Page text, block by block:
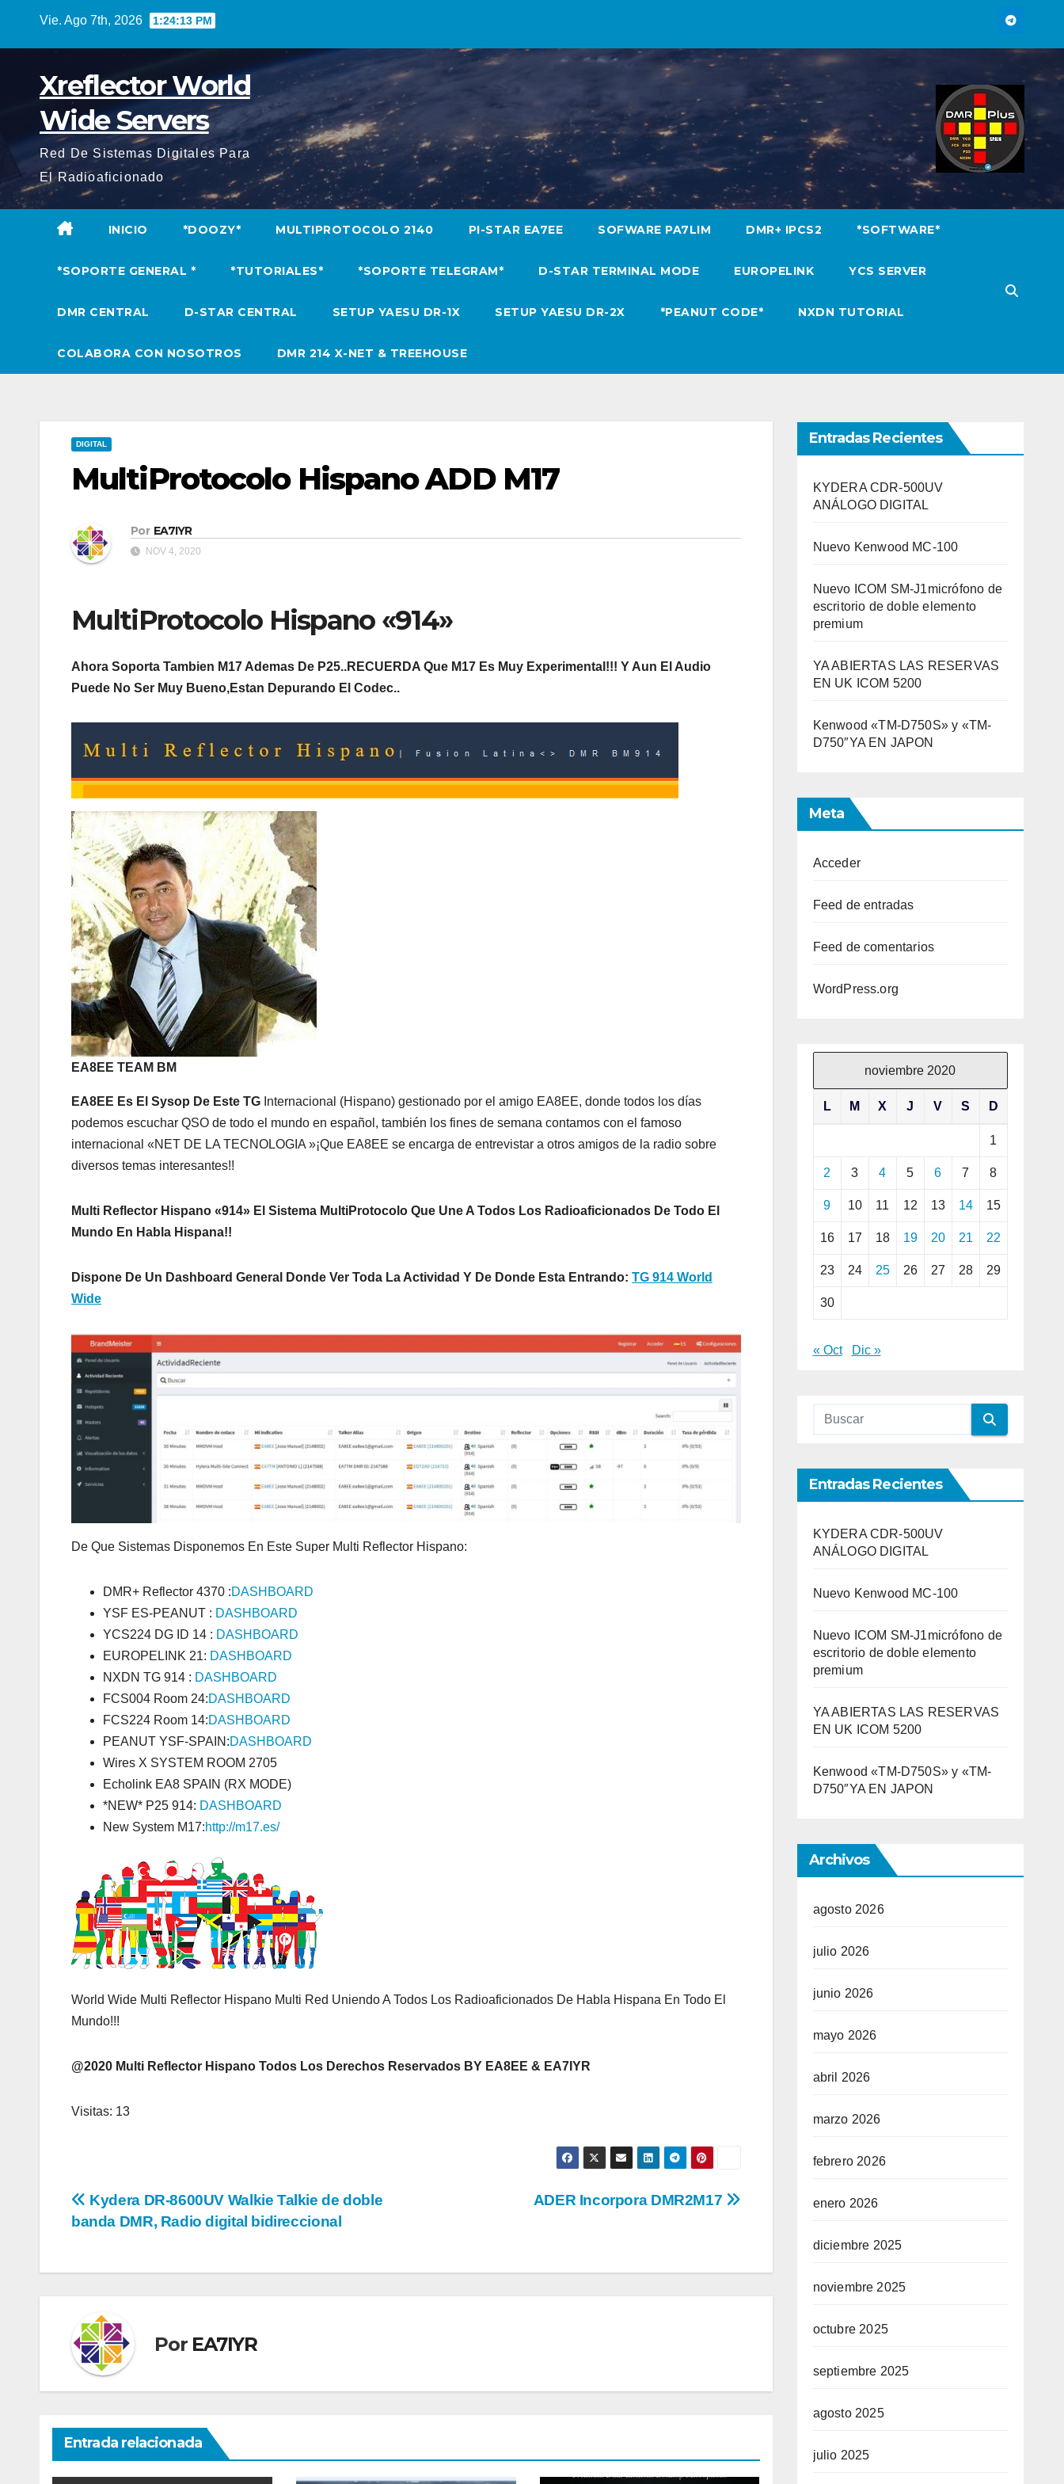
Vie. Ago 7th, 2026 1:24:14 PM
Xreflector World
Wide Servers
Red De Sistemas Digitales Para
El Radioaficionado
INICIO *DOOZY* MULTIPROTOCOLO 2140 PI-STAR EA7EE SOFWARE PA7LIM DMR+ IPCS2 *SOFTWARE*
*SOPORTE GENERAL * *TUTORIALES* *SOPORTE TELEGRAM* D-STAR TERMINAL MODE EUROPELINK YCS SERVER
DMR CENTRAL D-STAR CENTRAL SETUP YAESU DR-1X SETUP YAESU DR-2X *PEANUT CODE* NXDN TUTORIAL
COLABORA CON NOSOTROS DMR 214 X-NET & TREEHOUSE
DIGITAL
MultiProtocolo Hispano ADD M17
Por EA7IYR
NOV 4, 2020
MultiProtocolo Hispano «914»
Ahora Soporta Tambien M17 Ademas De P25..RECUERDA Que M17 Es Muy Experimental!!! Y Aun El Audio
Puede No Ser Muy Bueno,Estan Depurando El Codec..
EA8EE TEAM BM
EA8EE Es El Sysop De Este TG Internacional (Hispano) gestionado por el amigo EA8EE, donde todos los días
podemos escuchar QSO de todo el mundo en español, también los fines de semana contamos con el famoso
internacional «NET DE LA TECNOLOGIA »¡Que EA8EE se encarga de entrevistar a otros amigos de la radio sobre
diversos temas interesantes!!
Multi Reflector Hispano «914» El Sistema MultiProtocolo Que Une A Todos Los Radioaficionados De Todo El
Mundo En Habla Hispana!!
Dispone De Un Dashboard General Donde Ver Toda La Actividad Y De Donde Esta Entrando: TG 914 World
Wide
De Que Sistemas Disponemos En Este Super Multi Reflector Hispano:
DMR+ Reflector 4370 :DASHBOARD
YSF ES-PEANUT : DASHBOARD
YCS224 DG ID 14 : DASHBOARD
EUROPELINK 21: DASHBOARD
NXDN TG 914 : DASHBOARD
FCS004 Room 24:DASHBOARD
FCS224 Room 14:DASHBOARD
PEANUT YSF-SPAIN:DASHBOARD
Wires X SYSTEM ROOM 2705
Echolink EA8 SPAIN (RX MODE)
*NEW* P25 914: DASHBOARD
New System M17:http://m17.es/
World Wide Multi Reflector Hispano Multi Red Uniendo A Todos Los Radioaficionados De Habla Hispana En Todo El
Mundo!!!
@2020 Multi Reflector Hispano Todos Los Derechos Reservados BY EA8EE & EA7IYR
Visitas: 13
Navegación
entradas
ADER Incorpora DMR2M17
Kydera DR-8600UV Walkie Talkie de doble
banda DMR, Radio digital bidireccional
Por EA7IYR
Entrada relacionada
Entradas Recientes
KYDERA CDR-500UV
ANÁLOGO DIGITAL
Nuevo Kenwood MC-100
Nuevo ICOM SM-J1micrófono de
escritorio de doble elemento
premium
YA ABIERTAS LAS RESERVAS
EN UK ICOM 5200
Kenwood «TM-D750S» y «TM-
D750″YA EN JAPON
Meta
Acceder
Feed de entradas
Feed de comentarios
WordPress.org
noviembre 2020
L M X J V S D
1
2 3 4 5 6 7 8
9 10 11 12 13 14 15
16 17 18 19 20 21 22
23 24 25 26 27 28 29
30
« Oct Dic »
Entradas Recientes
KYDERA CDR-500UV
ANÁLOGO DIGITAL
Nuevo Kenwood MC-100
Nuevo ICOM SM-J1micrófono de
escritorio de doble elemento
premium
YA ABIERTAS LAS RESERVAS
EN UK ICOM 5200
Kenwood «TM-D750S» y «TM-
D750″YA EN JAPON
Archivos
agosto 2026
julio 2026
junio 2026
mayo 2026
abril 2026
marzo 2026
febrero 2026
enero 2026
diciembre 2025
noviembre 2025
octubre 2025
septiembre 2025
agosto 2025
julio 2025